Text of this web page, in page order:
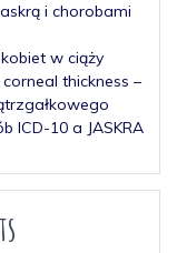
i chorobami
w ciąży
thickness –
ICD-10 a JASKRA